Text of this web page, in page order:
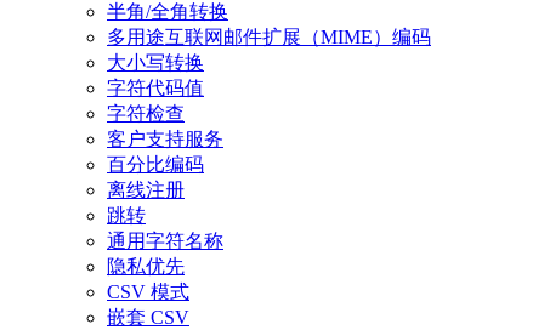
半角/全角转换
多用途互联网邮件扩展（MIME）编码
大小写转换
字符代码值
字符检查
客户支持服务
百分比编码
离线注册
跳转
通用字符名称
隐私优先
CSV 模式
嵌套 CSV